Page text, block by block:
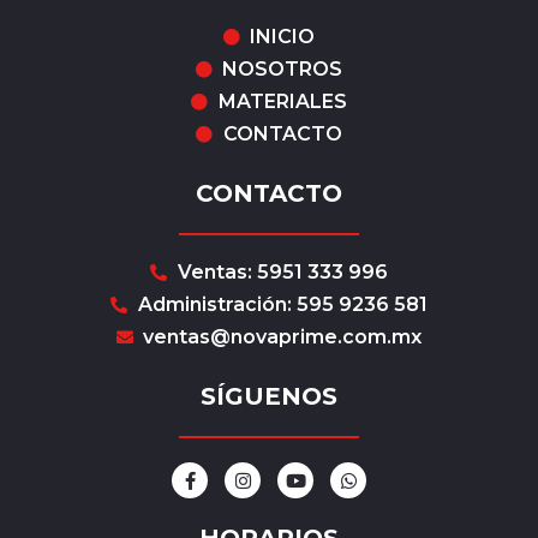
INICIO
NOSOTROS
MATERIALES
CONTACTO
CONTACTO
Ventas: 5951 333 996
Administración: 595 9236 581
ventas@novaprime.com.mx
SÍGUENOS
F
a
c
I
n
s
t
Y
o
u
t
W
h
a